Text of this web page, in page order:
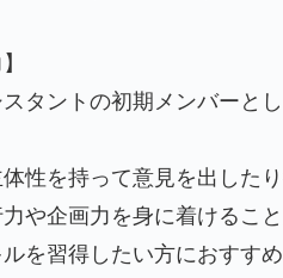
タントの初期メンバーと
性を持って意見を出した
や企画力を身に着けること
を習得したい方におすすめ